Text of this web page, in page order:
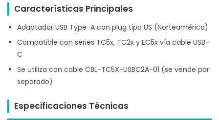
Características Principales
Adaptador USB Type-A con plug tipo US (Norteamérica)
Compatible con series TC5x, TC2x y EC5x vía cable USB-
C
Se utiliza con cable CBL-TC5X-USBC2A-01 (se vende por
separado)
Especificaciones Técnicas